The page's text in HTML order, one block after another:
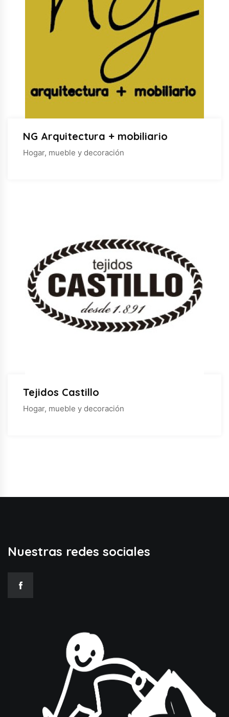
NG Arquitectura + mobiliario
Hogar, mueble y decoración
Tejidos Castillo
Hogar, mueble y decoración
Nuestras redes sociales